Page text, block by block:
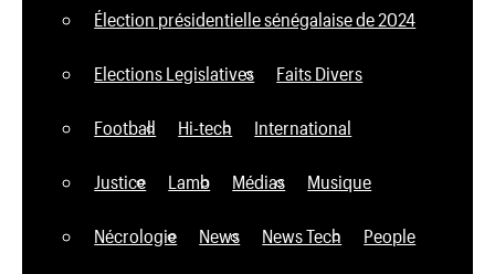
Élection présidentielle sénégalaise de 2024
Elections Legislatives Faits Divers
Football Hi-tech International
Justice Lamb Médias Musique
Nécrologie News News Tech People